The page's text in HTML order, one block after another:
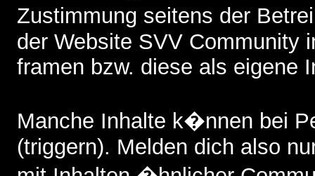
Zustimmung seitens der
der Website SVV Community
framen bzw. diese als eigene
Manche Inhalte k�nnen bei
(triggern). Melden dich also